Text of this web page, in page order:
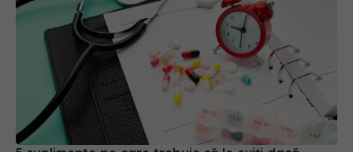
5 suplimente pe care trebuie să le eviți dacă